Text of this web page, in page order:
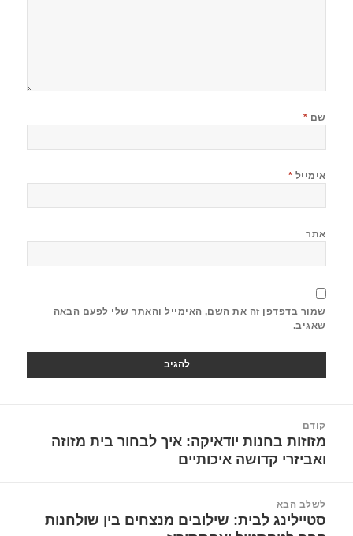
שם *
אימייל *
אתר
שמור בדפדפן זה את השם, האימייל והאתר שלי לפעם הבאה
שאגיב.
קודם
מזוזות בחנות יודאיקה: איך לבחור בית מזוזה
ואביזרי קדושה איכותיים
לשלב הבא
סטיילינג לבית: שילובים מנצחים בין שולחנות